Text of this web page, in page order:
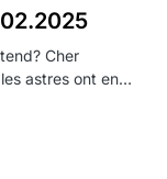
Cher
astres ont en…